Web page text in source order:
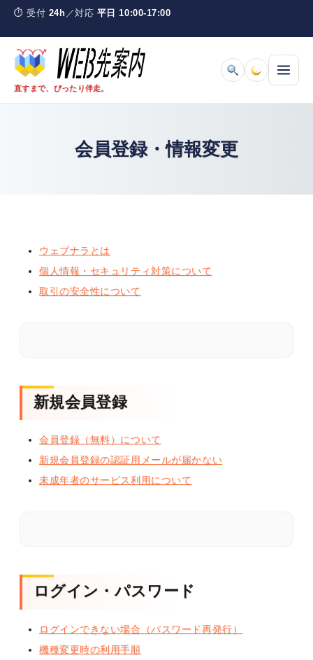
Skip
⏱ 受付 24h ／対応 平日 10:00-17:00
直すまで、ぴったり伴走。
ウェブナラとは
会員登録・情報変更
ウェブナラとは
個人情報・セキュリティ対策について
取引の安全性について
新規会員登録
会員登録（無料）について
新規会員登録の認証用メールが届かない
未成年者のサービス利用について
ログイン・パスワード
ログインできない場合（パスワード再発行）
機種変更時の利用手順